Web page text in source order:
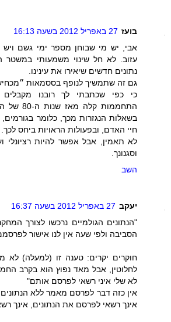
בועז 27 באפריל 2012 בשעה 16:13
אבי, יש מי שבוחן מספר ימי גשם ויש
עזוב. לא חל שינוי משמעותי במשטר
נתונים חדשים שיאירו את עינינו.
גם זה שתמשיך לנופף בססמאות
כי כפי שכתבתי לך רובנו
בשאלות הנגזרות מכך, כלומר
חיי האדם, ובפעולות הראויות ביחס לכך.
לא תאמין, אבל אפשר להיות רציונלי
וסגנונך.
השב
יעקב 27 באפריל 2012 בשעה 16:37
"הנתונים הגולמיים נרכשו לצורך
הסביבה ולפי שעה אין לנו אישור
חוקרים יקרים: טענה זו (למעלה) לא
לחלוטין, אבל מאד נפוץ הוא בקרב
לא שלי איני רשאי לפרסם אותם"
אין כזה דבר לפרסם מאמר ללא
אינך רשאי לפרסם את הנתונים, אינך